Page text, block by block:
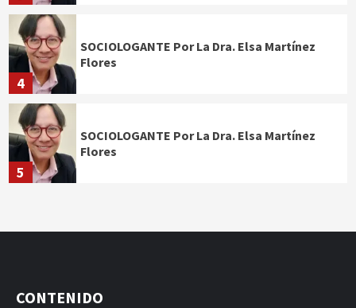
4
SOCIOLOGANTE Por La Dra. Elsa Martínez
Flores
5
SOCIOLOGANTE Por La Dra. Elsa Martínez
Flores
CONTENIDO